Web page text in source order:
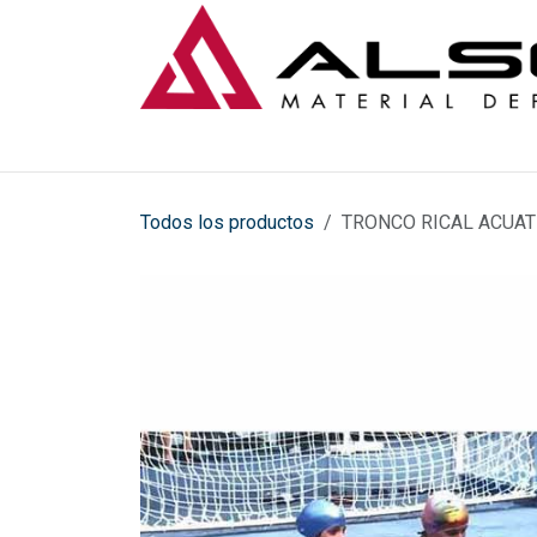
Todos los productos TRONCO RICAL